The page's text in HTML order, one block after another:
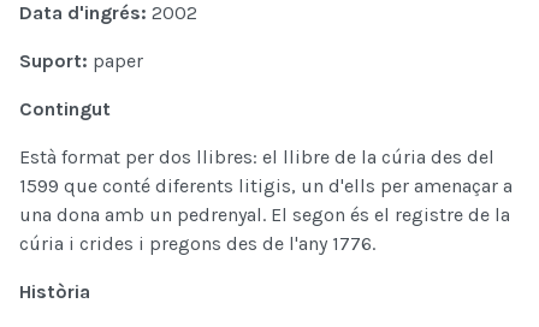
Data d'ingrés: 2002
Suport: paper
Contingut
Està format per dos llibres: el llibre de la cúria des del
1599 que conté diferents litigis, un d'ells per amenaçar a
una dona amb un pedrenyal. El segon és el registre de la
cúria i crides i pregons des de l'any 1776.
Història